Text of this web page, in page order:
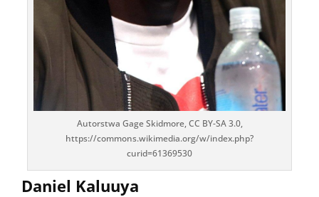
Autorstwa Gage Skidmore, CC BY-SA 3.0,
https://commons.wikimedia.org/w/index.php?
curid=61369530
Daniel Kaluuya